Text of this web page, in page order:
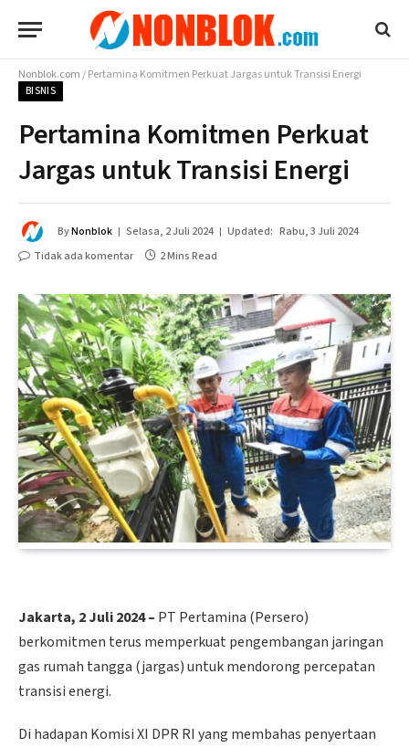
Nonblok.com/Pertamina Komitmen Perkuat Jargas untuk Transisi Energi
BISNIS
Pertamina Komitmen Perkuat
Jargas untuk Transisi Energi
ByNonblok Selasa, 2 Juli 2024 Updated: Rabu, 3 Juli 2024
Tidak ada komentar
2 Mins Read
Jakarta, 2 Juli 2024 – PT Pertamina (Persero)
berkomitmen terus memperkuat pengembangan jaringan
gas rumah tangga (jargas) untuk mendorong percepatan
transisi energi.
Di hadapan Komisi XI DPR RI yang membahas penyertaan